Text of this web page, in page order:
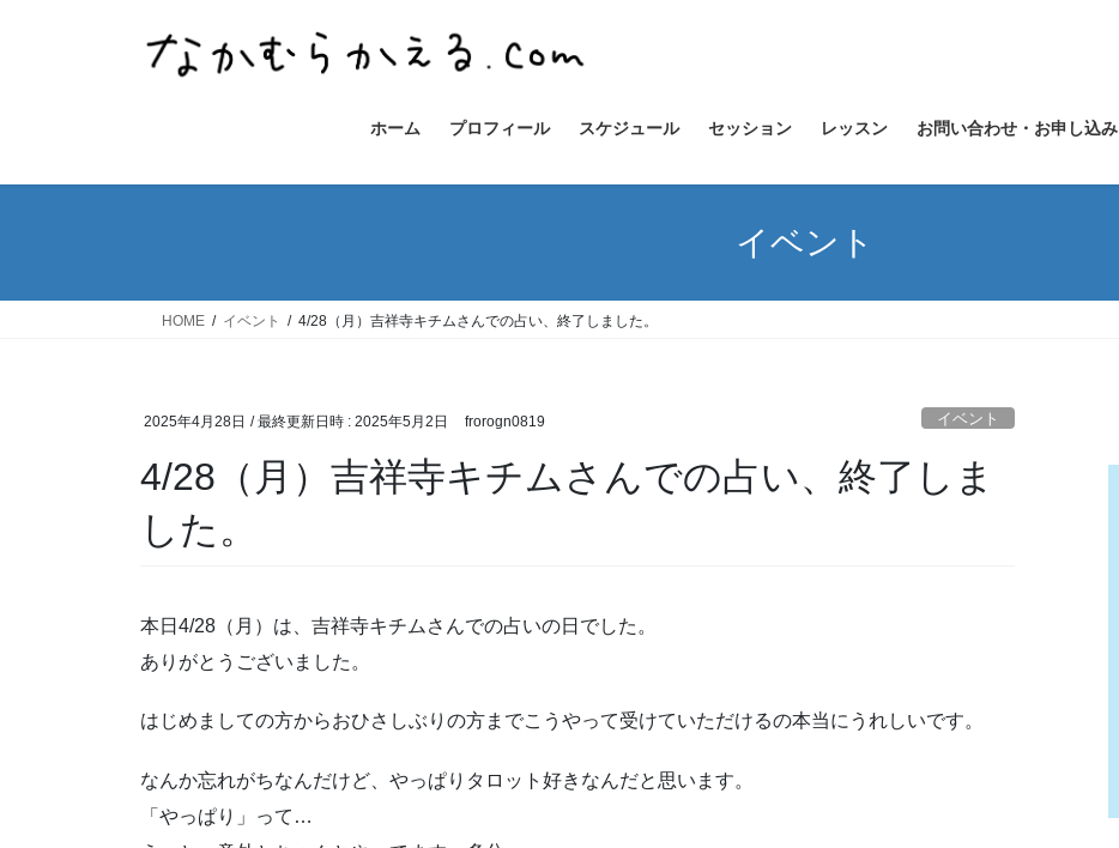
ス
ン
ホーム プロフィール スケジュール セッション レッスン お問い合わせ・お申し込み
イベント
HOME イベント 4/28（月）吉祥寺キチムさんでの占い、終了しました。
2025年4月28日 / 最終更新日時 : 2025年5月2日 frorogn0819 イベント
4/28（月）吉祥寺キチムさんでの占い、終了しま
した。
本日4/28（月）は、吉祥寺キチムさんでの占いの日でした。
ありがとうございました。
はじめましての方からおひさしぶりの方までこうやって受けていただけるの本当にうれしいです。
なんか忘れがちなんだけど、やっぱりタロット好きなんだと思います。
「やっぱり」って…